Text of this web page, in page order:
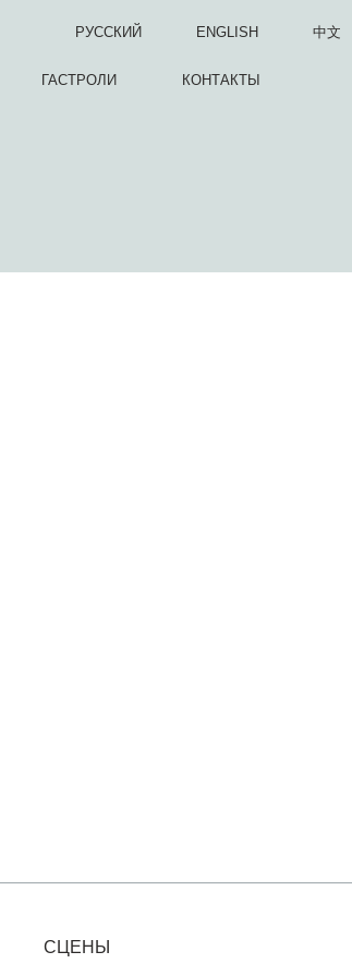
РУССКИЙ ENGLISH 中文
ГАСТРОЛИ КОНТАКТЫ
СЦЕНЫ